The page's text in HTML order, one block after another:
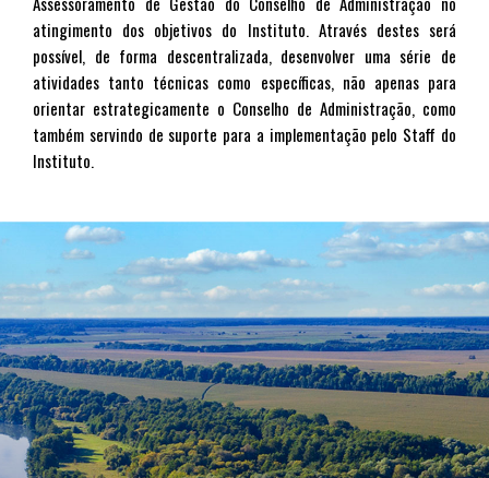
atingimento dos objetivos do Instituto. Através destes será
possível, de forma descentralizada, desenvolver uma série de
atividades tanto técnicas como específicas, não apenas para
orientar estrategicamente o Conselho de Administração, como
também servindo de suporte para a implementação pelo Staff do
Instituto.